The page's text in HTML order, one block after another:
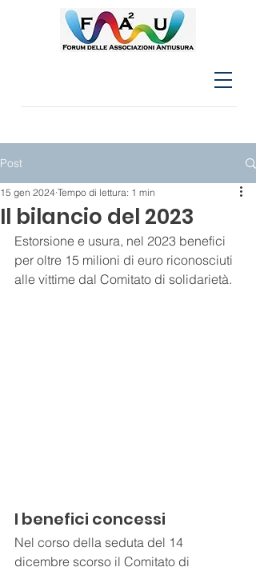
Post
Il bilancio del 2023
15 gen 2024 Tempo di lettura: 1 min
Estorsione e usura, nel 2023 benefici
per oltre 15 milioni di euro riconosciuti
alle vittime dal Comitato di solidarietà.
I benefici concessi
Nel corso della seduta del 14
dicembre scorso il Comitato di